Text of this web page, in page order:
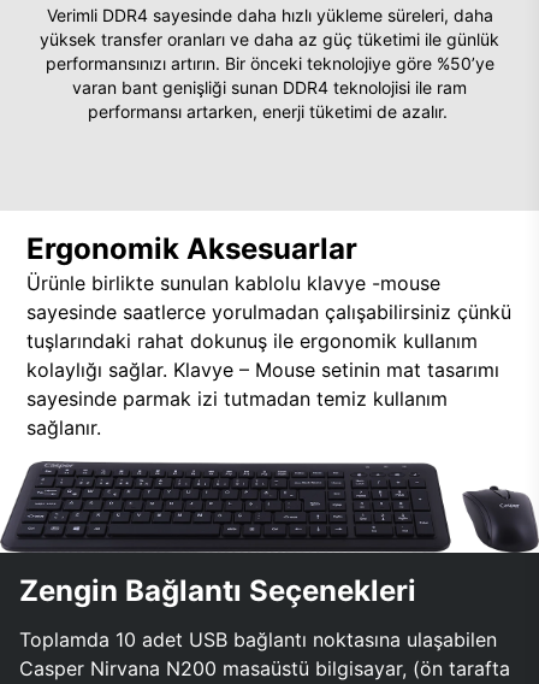
Verimli DDR4 sayesinde daha hızlı yükleme süreleri, daha
yüksek transfer oranları ve daha az güç tüketimi ile günlük
performansınızı artırın. Bir önceki teknolojiye göre %50’ye
varan bant genişliği sunan DDR4 teknolojisi ile ram
performansı artarken, enerji tüketimi de azalır.
Ergonomik Aksesuarlar
Ürünle birlikte sunulan kablolu klavye -mouse
sayesinde saatlerce yorulmadan çalışabilirsiniz çünkü
tuşlarındaki rahat dokunuş ile ergonomik kullanım
kolaylığı sağlar. Klavye – Mouse setinin mat tasarımı
sayesinde parmak izi tutmadan temiz kullanım
sağlanır.
Zengin Bağlantı Seçenekleri
Toplamda 10 adet USB bağlantı noktasına ulaşabilen
Casper Nirvana N200 masaüstü bilgisayar, (ön tarafta